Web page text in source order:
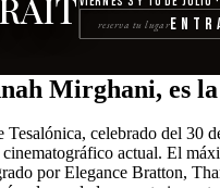
reserva tu lugar
Mirghani, es
celebrado del 30
cinematográfico actual. El
por Elegance Bratton,